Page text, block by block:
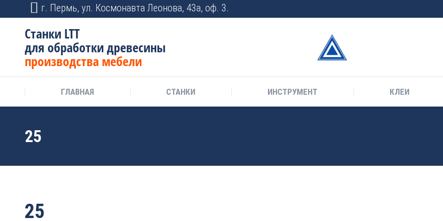
г. Пермь, ул. Космонавта Леонова, 43а, оф. 3.
Станки LTT
для обработки древесины
производства мебели
ГЛАВНАЯ СТАНКИ ИНСТРУМЕНТ КЛЕИ
25
25